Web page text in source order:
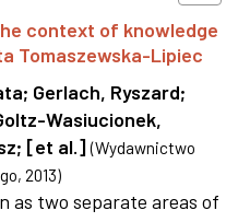
context of knowledge
Tomaszewska-Lipiec
; Gerlach, Ryszard;
Wasiucionek,
; [et al.] (Wydawnictwo
, 2013)
as two separate areas of